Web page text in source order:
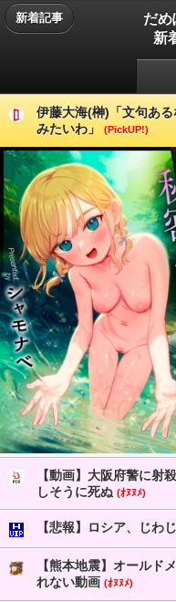
新着記事
だめ
新
伊藤大海(榊)「文句あ
みたいわ」
(PickUP!)
【動画】大阪府警に射
しそうに死ぬ (ｵﾇﾇﾒ)
【悲報】ロシア、じわ
【熊本地震】オールド
れない動画 (ｵﾇﾇﾒ)